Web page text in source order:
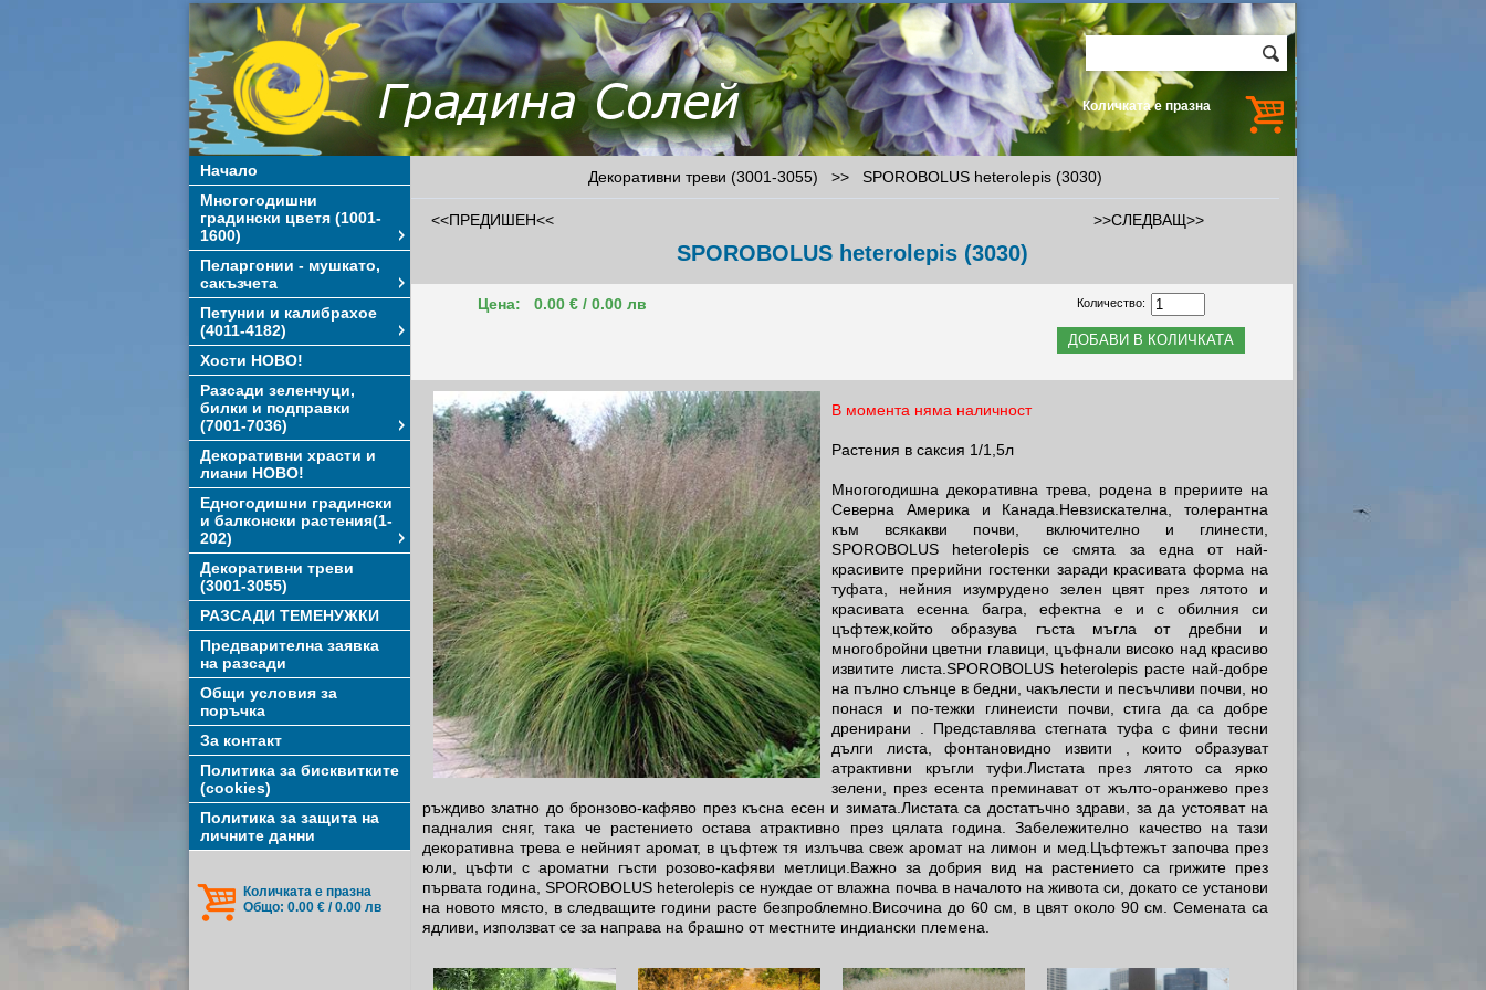
Количката е празна
Начало
Многогодишни
градински цветя (1001-
1600)
Пеларгонии - мушкато,
сакъзчета
Петунии и калибрахое
(4011-4182)
Хости НОВО!
Разсади зеленчуци,
билки и подправки
(7001-7036)
Декоративни храсти и
лиани НОВО!
Едногодишни градински
и балконски растения(1-
202)
Декоративни треви
(3001-3055)
РАЗСАДИ ТЕМЕНУЖКИ
Предварителна заявка
на разсади
Общи условия за
поръчка
За контакт
Политика за бисквитките
(cookies)
Политика за защита на
личните данни
Количката е празна
Общо: 0.00 € / 0.00 лв
Декоративни треви (3001-3055) >> SPOROBOLUS heterolepis (3030)
<<ПРЕДИШЕН<< >>СЛЕДВАЩ>>
SPOROBOLUS heterolepis (3030)
Цена: 0.00 € / 0.00 лв Количество:
В момента няма наличност
Растения в саксия 1/1,5л
Многогодишна декоративна трева, родена в прериите на
Северна Америка и Канада.Невзискателна, толерантна
към всякакви почви, включително и глинести,
SPOROBOLUS heterolepis се смята за една от най-
красивите прерийни гостенки заради красивата форма на
туфата, нейния изумрудено зелен цвят през лятото и
красивата есенна багра, ефектна е и с обилния си
цъфтеж,който образува гъста мъгла от дребни и
многобройни цветни главици, цъфнали високо над красиво
извитите листа.SPOROBOLUS heterolepis расте най-добре
на пълно слънце в бедни, чакълести и песъчливи почви, но
понася и по-тежки глинеисти почви, стига да са добре
дренирани . Представлява стегната туфа с фини тесни
дълги листа, фонтановидно извити , които образуват
атрактивни кръгли туфи.Листата през лятото са ярко
зелени, през есента преминават от жълто-оранжево през
ръждиво златно до бронзово-кафяво през късна есен и зимата.Листата са достатъчно здрави, за да устояват на
падналия сняг, така че растението остава атрактивно през цялата година. Забележително качество на тази
декоративна трева е нейният аромат, в цъфтеж тя излъчва свеж аромат на лимон и мед.Цъфтежът започва през
юли, цъфти с ароматни гъсти розово-кафяви метлици.Важно за добрия вид на растението са грижите през
първата година, SPOROBOLUS heterolepis се нуждае от влажна почва в началото на живота си, докато се установи
на новото място, в следващите години расте безпроблемно.Височина до 60 см, в цвят около 90 см. Семената са
ядливи, използват се за направа на брашно от местните индиански племена.